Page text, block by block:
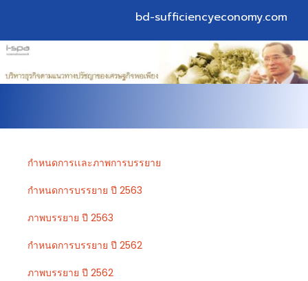
bd-sufficiencyeconomy.com
กำหนดการเเละภาพการบรรยาย
กำหนดการบรรยาย ปี 2563
ภาพบรรยาย ปี 2563
กำหนดการบรรยาย ปี 2562
ภาพบรรยาย ปี 2562